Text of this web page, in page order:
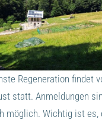
Regeneration findet
statt. Anmeldungen
möglich. Wichtig ist es,